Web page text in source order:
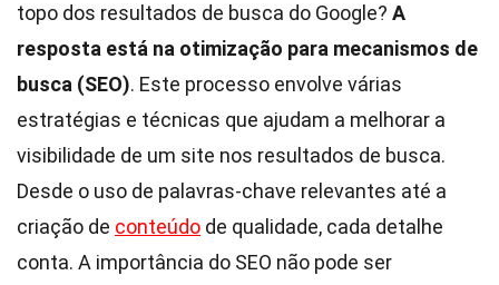
topo dos resultados de busca do Google? A
resposta está na otimização para mecanismos de
busca (SEO). Este processo envolve várias
estratégias e técnicas que ajudam a melhorar a
visibilidade de um site nos resultados de busca.
Desde o uso de palavras-chave relevantes até a
criação de conteúdo de qualidade, cada detalhe
conta. A importância do SEO não pode ser